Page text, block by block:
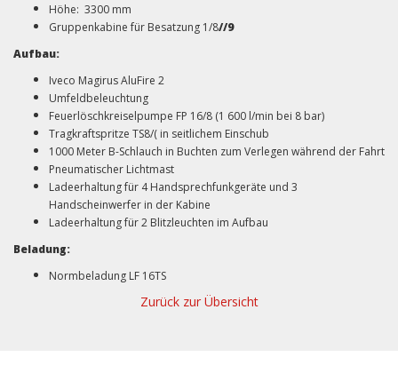
Höhe: 3300 mm
Gruppenkabine für Besatzung 1/8//9
Aufbau:
Iveco Magirus AluFire 2
Umfeldbeleuchtung
Feuerlöschkreiselpumpe FP 16/8 (1 600 l/min bei 8 bar)
Tragkraftspritze TS8/( in seitlichem Einschub
1000 Meter B-Schlauch in Buchten zum Verlegen während der Fahrt
Pneumatischer Lichtmast
Ladeerhaltung für 4 Handsprechfunkgeräte und 3
Handscheinwerfer in der Kabine
Ladeerhaltung für 2 Blitzleuchten im Aufbau
Beladung:
Normbeladung LF 16TS
Zurück zur Übersicht